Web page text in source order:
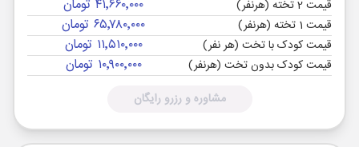
قیمت 2 تخته (هرنفر) ۴۱٬۶۶۰٬۰۰۰ تومان
قیمت 1 تخته (هرنفر) ۶۵٬۷۸۰٬۰۰۰ تومان
قیمت کودک با تخت (هر نفر) ۱۱٬۵۱۰٬۰۰۰ تومان
قیمت کودک بدون تخت (هرنفر) ۱۰٬۹۰۰٬۰۰۰ تومان
مشاوره و رزرو رایگان